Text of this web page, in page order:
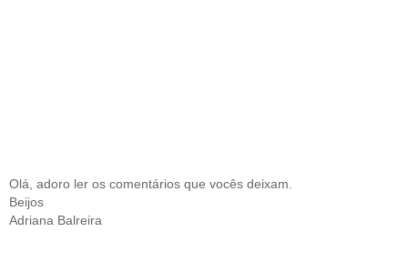
Olá, adoro ler os comentários que vocês deixam.
Beijos
Adriana Balreira